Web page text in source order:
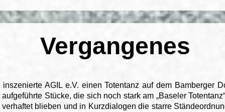
Vergangenes
AGIL e.V. einen Totentanz auf dem Bamberger
Stücke, die sich noch stark am „Baseler
blieben und in Kurzdialogen die starre